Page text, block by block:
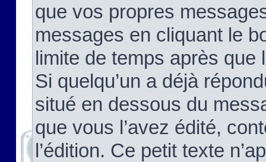
que vos propres
messages en cliquant le
limite de temps après que
Si quelqu’un a déjà
situé en dessous du
que vous l’avez édité,
l’édition. Ce petit texte